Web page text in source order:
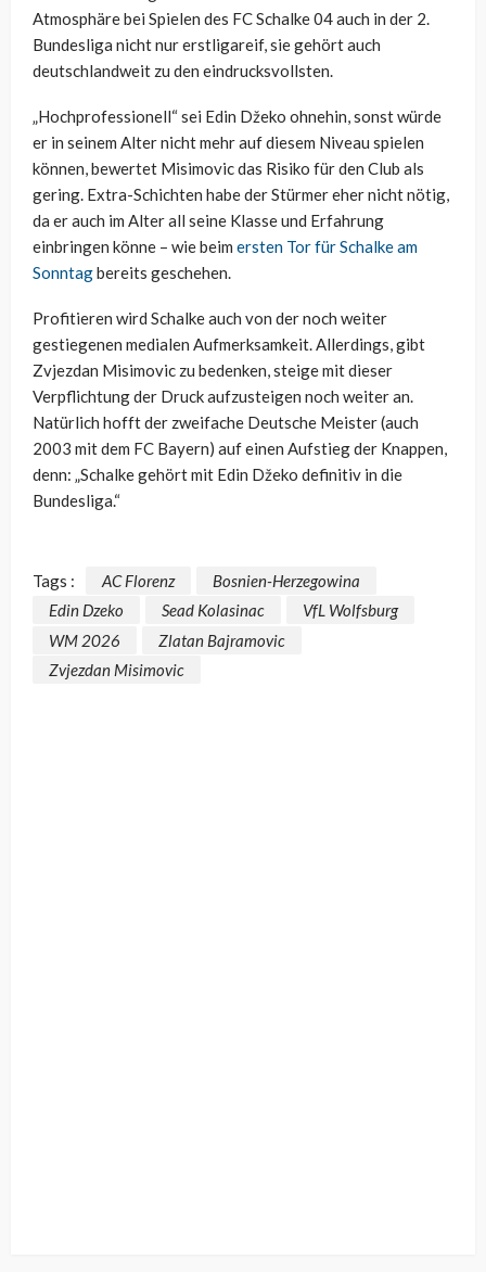
Atmosphäre bei Spielen des FC Schalke 04 auch in der 2.
Bundesliga nicht nur erstligareif, sie gehört auch
deutschlandweit zu den eindrucksvollsten.
„Hochprofessionell“ sei Edin Džeko ohnehin, sonst würde
er in seinem Alter nicht mehr auf diesem Niveau spielen
können, bewertet Misimovic das Risiko für den Club als
gering. Extra-Schichten habe der Stürmer eher nicht nötig,
da er auch im Alter all seine Klasse und Erfahrung
einbringen könne – wie beim ersten Tor für Schalke am
Sonntagbereits geschehen.
Profitieren wird Schalke auch von der noch weiter
gestiegenen medialen Aufmerksamkeit. Allerdings, gibt
Zvjezdan Misimovic zu bedenken, steige mit dieser
Verpflichtung der Druck aufzusteigen noch weiter an.
Natürlich hofft der zweifache Deutsche Meister (auch
2003 mit dem FC Bayern) auf einen Aufstieg der Knappen,
denn: „Schalke gehört mit Edin Džeko definitiv in die
Bundesliga.“
Tags : AC Florenz
Bosnien-Herzegowina
Edin Dzeko
Sead Kolasinac
VfL Wolfsburg
WM 2026
Zlatan Bajramovic
Zvjezdan Misimovic